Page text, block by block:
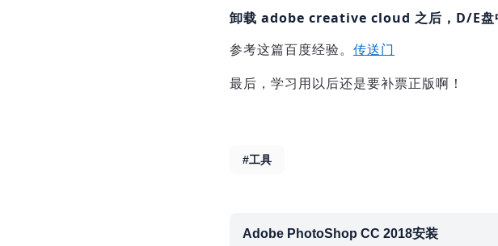
卸载 adobe creative cloud 之后，D/E
参考这篇百度经验。 传送门
最后，学习用以后还是要补票正版啊！
#工具
Adobe PhotoShop CC 2018安装